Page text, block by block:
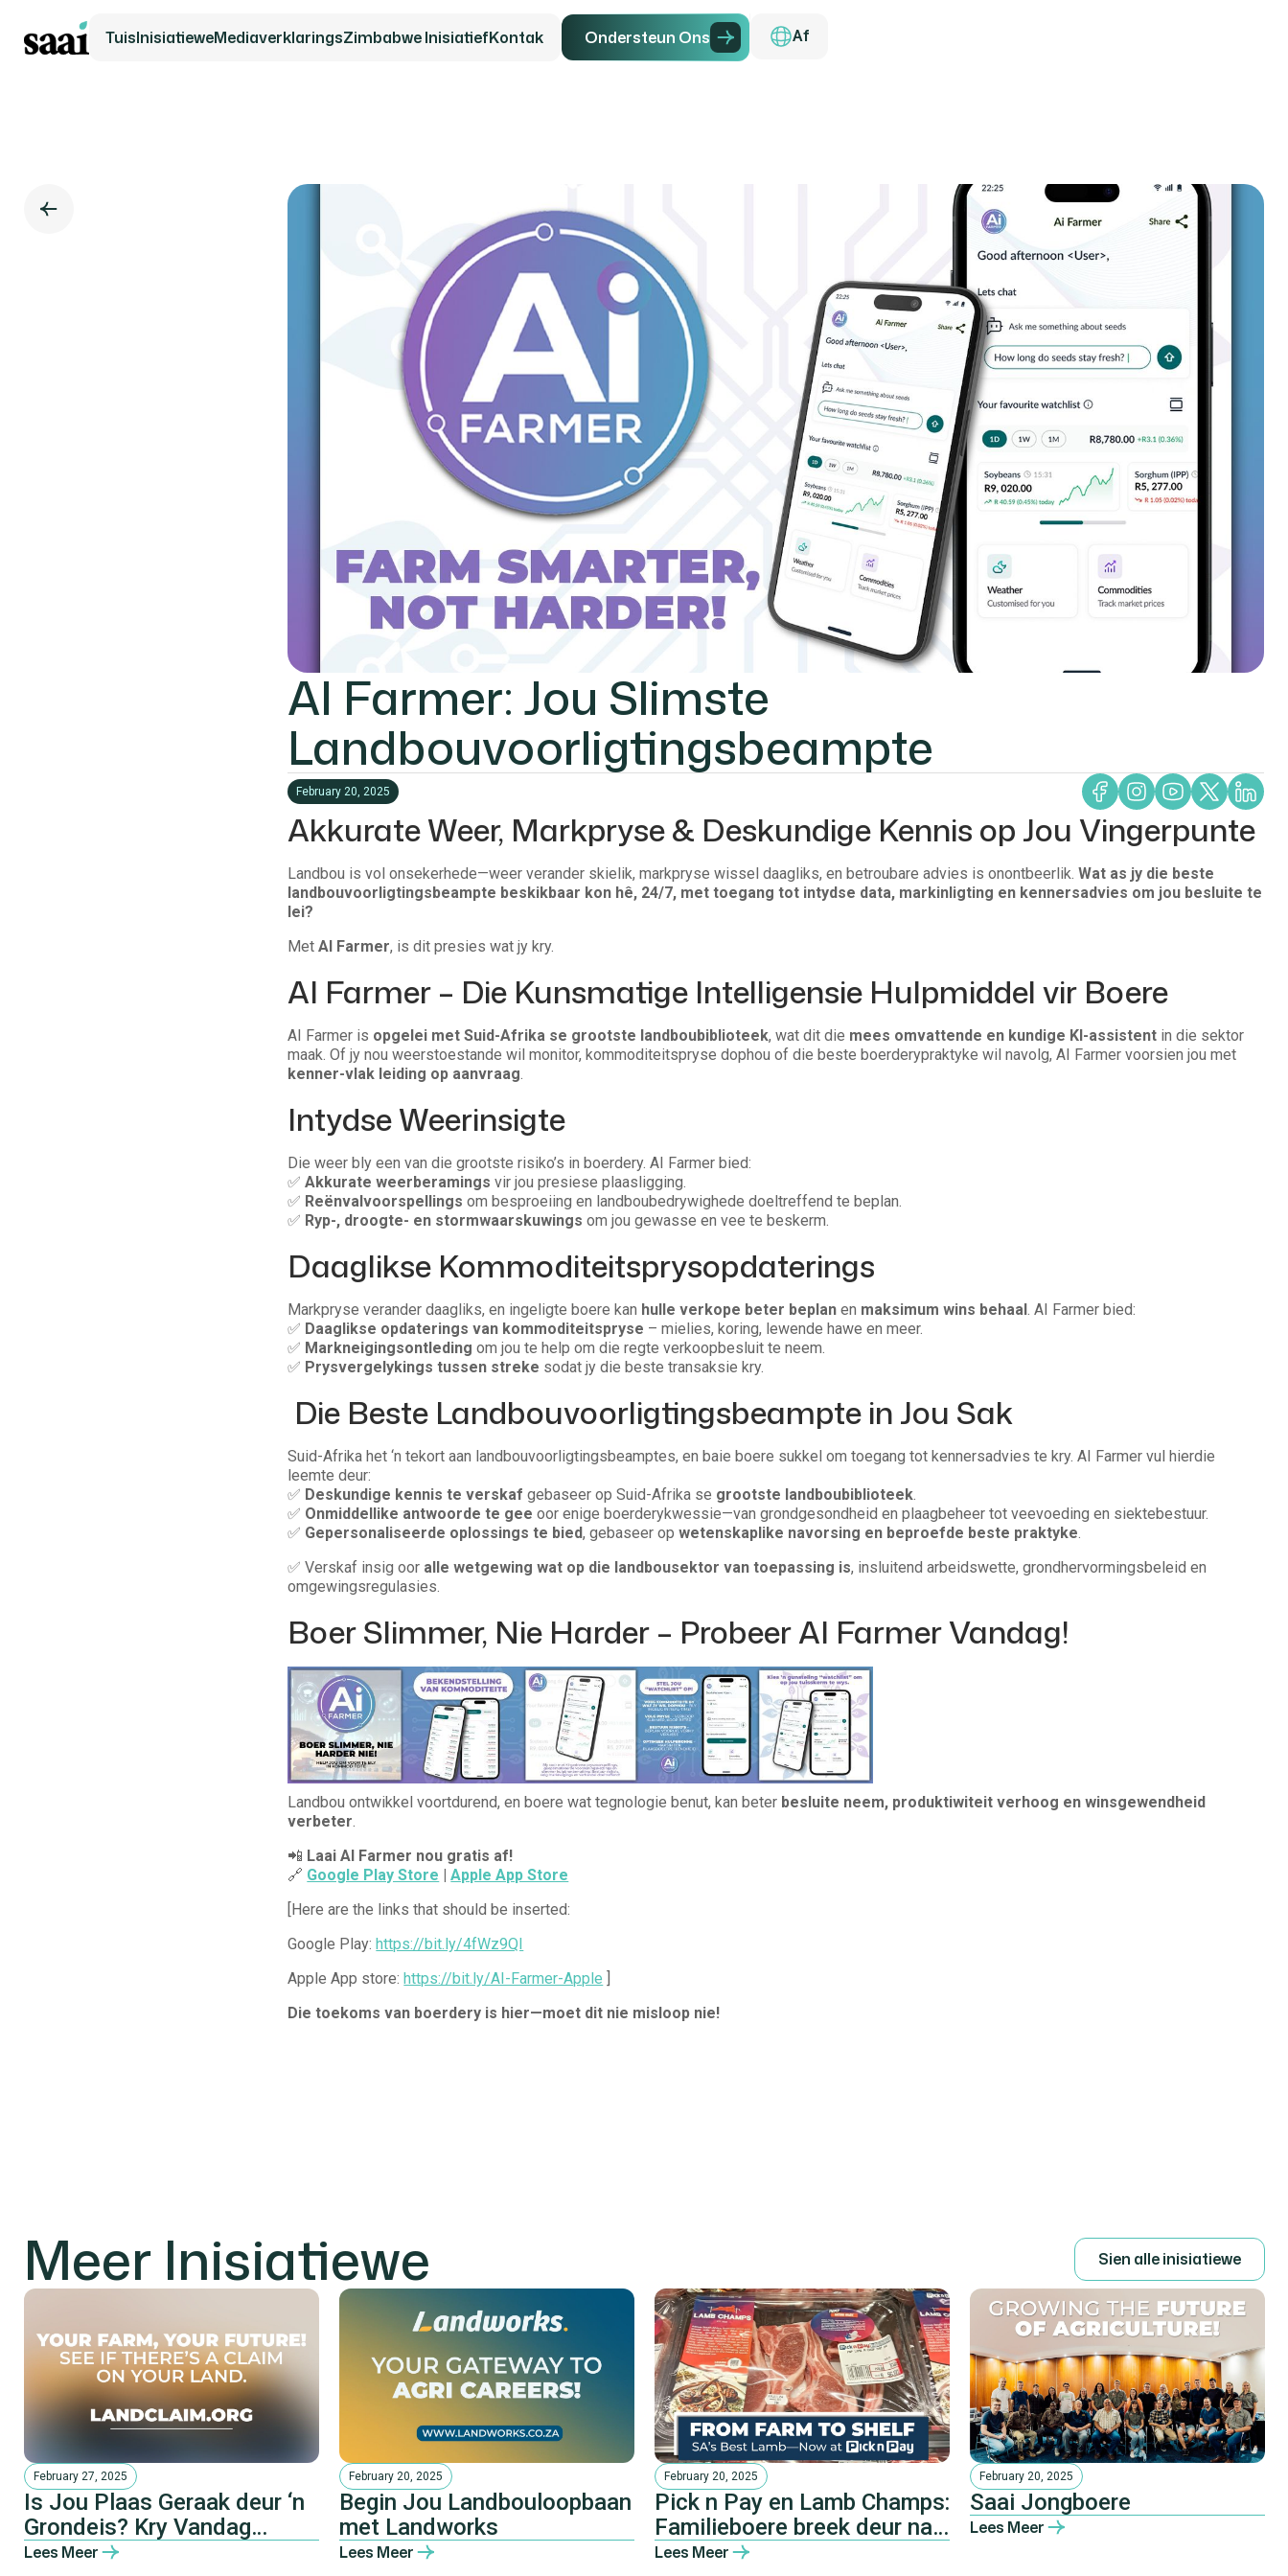
TuisInisiatieweMediaverklaringsZimbabwe InisiatiefKontak Ondersteun Ons Af
AI Farmer: Jou Slimste
Landbouvoorligtingsbeampte
February 20, 2025
Akkurate Weer, Markpryse & Deskundige Kennis op Jou Vingerpunte
Landbou is vol onsekerhede—weer verander skielik, markpryse wissel daagliks, en betroubare advies is onontbeerlik.Wat as jy die beste
landbouvoorligtingsbeampte beskikbaar kon hê, 24/7, met toegang tot intydse data, markinligting en kennersadvies om jou besluite te
lei?
MetAI Farmer, is dit presies wat jy kry.
AI Farmer – Die Kunsmatige Intelligensie Hulpmiddel vir Boere
AI Farmer is opgelei met Suid-Afrika se grootste landboubiblioteek, wat dit die mees omvattende en kundige KI-assistent in die sektor
maak. Of jy nou weerstoestande wil monitor, kommoditeitspryse dophou of die beste boerderypraktyke wil navolg, AI Farmer voorsien jou met
kenner-vlak leiding op aanvraag.
Intydse Weerinsigte
Die weer bly een van die grootste risiko’s in boerdery. AI Farmer bied:
✅Akkurate weerberamings vir jou presiese plaasligging.
✅ Reënvalvoorspellings om besproeiing en landboubedrywighede doeltreffend te beplan.
✅ Ryp-, droogte- en stormwaarskuwings om jou gewasse en vee te beskerm.
Daaglikse Kommoditeitsprysopdaterings
Markpryse verander daagliks, en ingeligte boere kan hulle verkope beter beplan en maksimum wins behaal. AI Farmer bied:
✅ Daaglikse opdaterings van kommoditeitspryse – mielies, koring, lewende hawe en meer.
✅ Markneigingsontleding om jou te help om die regte verkoopbesluit te neem.
✅ Prysvergelykings tussen streke sodat jy die beste transaksie kry.
Die Beste Landbouvoorligtingsbeampte in Jou Sak
Suid-Afrika het ‘n tekort aan landbouvoorligtingsbeamptes, en baie boere sukkel om toegang tot kennersadvies te kry. AI Farmer vul hierdie
leemte deur:
✅ Deskundige kennis te verskaf gebaseer op Suid-Afrika se grootste landboubiblioteek.
✅ Onmiddellike antwoorde te gee oor enige boerderykwessie—van grondgesondheid en plaagbeheer tot veevoeding en siektebestuur.
✅ Gepersonaliseerde oplossings te bied, gebaseer opwetenskaplike navorsing en beproefde beste praktyke.
✅ Verskaf insig oor alle wetgewing wat op die landbousektor van toepassing is, insluitend arbeidswette, grondhervormingsbeleid en
omgewingsregulasies.
Boer Slimmer, Nie Harder – Probeer AI Farmer Vandag!
Landbou ontwikkel voortdurend, en boere wat tegnologie benut, kan beter besluite neem, produktiwiteit verhoog en winsgewendheid
verbeter.
📲 Laai AI Farmer nou gratis af!
🔗 Google Play Store |Apple App Store
[Here are the links that should be inserted:
Google Play:https://bit.ly/4fWz9QI
Apple App store:https://bit.ly/AI-Farmer-Apple ]
Die toekoms van boerdery is hier—moet dit nie misloop nie!
Meer Inisiatiewe Sien alle inisiatiewe
February 27, 2025
Is Jou Plaas Geraak deur ‘n
Grondeis? Kry Vandag
Verifikasie!
Lees Meer
February 20, 2025
Begin Jou Landbouloopbaan
met Landworks
Lees Meer
February 20, 2025
Pick n Pay en Lamb Champs:
Familieboere breek deur na
die kleinhandel
Lees Meer
February 20, 2025
Saai Jongboere
Lees Meer